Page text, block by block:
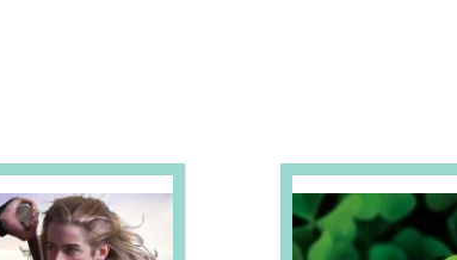
SORTEIOS E PROMOÇÕES